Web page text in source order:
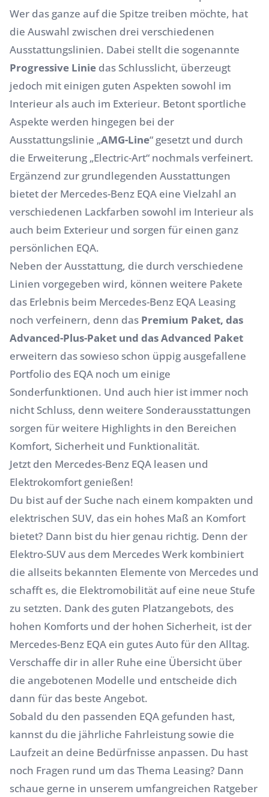
Wer das ganze auf die Spitze treiben möchte, hat
die Auswahl zwischen drei verschiedenen
Ausstattungslinien. Dabei stellt die sogenannte
Progressive Linie das Schlusslicht, überzeugt
jedoch mit einigen guten Aspekten sowohl im
Interieur als auch im Exterieur. Betont sportliche
Aspekte werden hingegen bei der
Ausstattungslinie „AMG-Line“ gesetzt und durch
die Erweiterung „Electric-Art“ nochmals verfeinert.
Ergänzend zur grundlegenden Ausstattungen
bietet der Mercedes-Benz EQA eine Vielzahl an
verschiedenen Lackfarben sowohl im Interieur als
auch beim Exterieur und sorgen für einen ganz
persönlichen EQA.
Neben der Ausstattung, die durch verschiedene
Linien vorgegeben wird, können weitere Pakete
das Erlebnis beim Mercedes-Benz EQA Leasing
noch verfeinern, denn das Premium Paket, das
Advanced-Plus-Paket und das Advanced Paket
erweitern das sowieso schon üppig ausgefallene
Portfolio des EQA noch um einige
Sonderfunktionen. Und auch hier ist immer noch
nicht Schluss, denn weitere Sonderausstattungen
sorgen für weitere Highlights in den Bereichen
Komfort, Sicherheit und Funktionalität.
Jetzt den Mercedes-Benz EQA leasen und
Elektrokomfort genießen!
Du bist auf der Suche nach einem kompakten und
elektrischen SUV, das ein hohes Maß an Komfort
bietet? Dann bist du hier genau richtig. Denn der
Elektro-SUV aus dem Mercedes Werk kombiniert
die allseits bekannten Elemente von Mercedes und
schafft es, die Elektromobilität auf eine neue Stufe
zu setzten. Dank des guten Platzangebots, des
hohen Komforts und der hohen Sicherheit, ist der
Mercedes-Benz EQA ein gutes Auto für den Alltag.
Verschaffe dir in aller Ruhe eine Übersicht über
die angebotenen Modelle und entscheide dich
dann für das beste Angebot.
Sobald du den passenden EQA gefunden hast,
kannst du die jährliche Fahrleistung sowie die
Laufzeit an deine Bedürfnisse anpassen. Du hast
noch Fragen rund um das Thema Leasing? Dann
schaue gerne in unserem umfangreichen Ratgeber